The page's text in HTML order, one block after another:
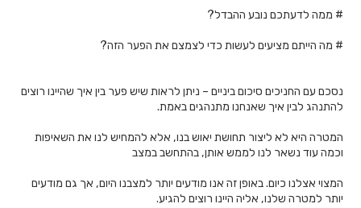
# ממה לדעתכם נובע ההבדל?
# מה הייתם מציעים לעשות כדי לצמצם את הפער הזה?
נסכם עם החניכים סיכום ביניים – ניתן לראות שיש פער בין איך שהיינו רוצים
להתנהג לבין איך שאנחנו מתנהגים באמת.
המטרה היא לא ליצור תחושת יאוש בנו, אלא להמחיש לנו את השאיפות
וכמה עוד נשאר לנו לממש אותן, בהתחשב במצב
המצוי אצלנו כיום. באופן זה אנו מודעים יותר למצבנו היום, אך גם מודעים
יותר למטרה שלנו, אליה היינו רוצים להגיע.